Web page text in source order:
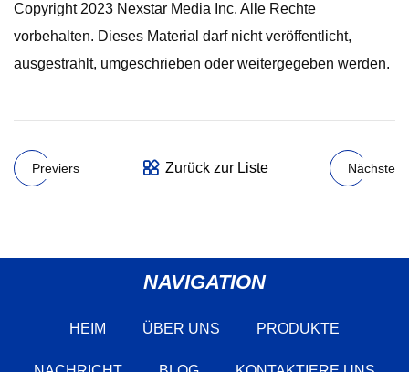
Copyright 2023 Nexstar Media Inc. Alle Rechte
vorbehalten. Dieses Material darf nicht veröffentlicht,
ausgestrahlt, umgeschrieben oder weitergegeben werden.
Previers Zurück zur Liste Nächste
NAVIGATION
HEIM ÜBER UNS PRODUKTE